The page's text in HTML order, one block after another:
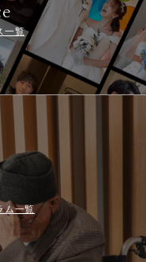
一覧
ム一覧